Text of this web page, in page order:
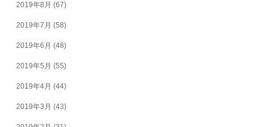
2019年8月 (67)
2019年7月 (58)
2019年6月 (48)
2019年5月 (55)
2019年4月 (44)
2019年3月 (43)